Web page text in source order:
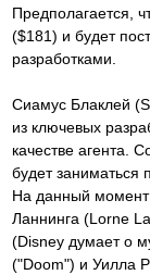
Предполагается,
($181) и будет
разработками.
Сиамус Блаклей
из ключевых
качестве агента.
будет заниматься
На данный момент
Ланнинга (Lorne
(Disney думает о
("Doom") и Уилла